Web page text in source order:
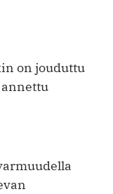
on jouduttu